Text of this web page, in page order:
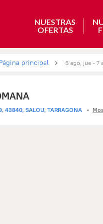
NUESTRAS
OFERTAS
principal 6 ago, jue - 7
43840, SALOU, TARRAGONA